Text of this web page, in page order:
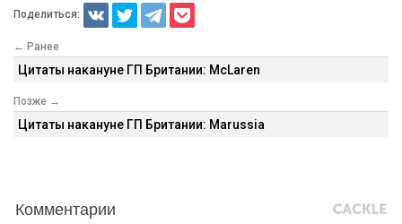
Поделиться:
← Ранее
Цитаты накануне ГП Британии: McLaren
Позже →
Цитаты накануне ГП Британии: Marussia
Комментарии